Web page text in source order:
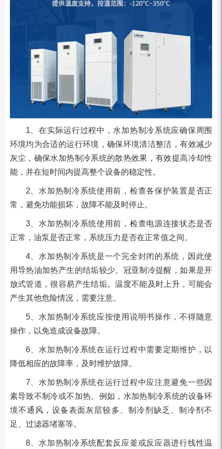
1、在实际运行过程中，水加热制冷系统应确保周围
环境均为合适的运行环境，确保环境清洁整洁，有效减少
灰尘，确保水加热制冷系统的散热效果，有效提高冷却性
能，并在短时间内提高整个设备的稳定性。
2、水加热制冷系统使用前，检查各保护装置是否正
常，避免功能损坏，故障不能及时停止。
3、水加热制冷系统使用前，检查电源连接状态是否
正常，油泵是否正常，系统压力是否在正常值之间。
4、水加热制冷系统是一个完全封闭的系统，因此使
用导热油加热产生的结垢较少。冠亚制冷提醒，如果是开
放式管道，很容易产生结垢。温度不能及时上升，可能会
产生其他危险情况，需要注意。
5、水加热制冷系统应按使用说明书操作，不得随意
操作，以免造成设备故障。
6、水加热制冷系统在运行过程中需要定期维护，以
降低相应的故障率，及时维护故障。
7、水加热制冷系统在运行过程中应注意避免一些因
素导致不制冷或不加热。例如，水加热制冷系统的设备环
境不通风，设备表面灰层较多、制冷剂缺乏、制冷剂不
足、过滤器堵塞等。
8、水加热制冷系统配套反应釜或反应器进行线性温